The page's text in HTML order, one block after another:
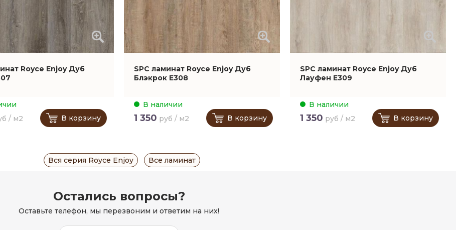
Royce Enjoy Дуб
/ м2 В корзину
SPC ламинат Royce Enjoy Дуб
Блэкрок Е308
В наличии
1 350 руб / м2 В корзину
SPC ламинат Royce Enjoy Дуб
Лауфен Е309
В наличии
1 350 руб / м2 В корзину
Вся серия Royce Enjoy Все ламинат
Остались вопросы?
Оставьте телефон, мы перезвоним и ответим на них!